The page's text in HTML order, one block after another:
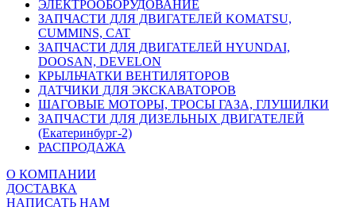
ЭЛЕКТРООБОРУДОВАНИЕ
ЗАПЧАСТИ ДЛЯ ДВИГАТЕЛЕЙ KOMATSU,
CUMMINS, CAT
ЗАПЧАСТИ ДЛЯ ДВИГАТЕЛЕЙ HYUNDAI,
DOOSAN, DEVELON
КРЫЛЬЧАТКИ ВЕНТИЛЯТОРОВ
ДАТЧИКИ ДЛЯ ЭКСКАВАТОРОВ
ШАГОВЫЕ МОТОРЫ, ТРОСЫ ГАЗА, ГЛУШИЛКИ
ЗАПЧАСТИ ДЛЯ ДИЗЕЛЬНЫХ ДВИГАТЕЛЕЙ
(Екатеринбург-2)
РАСПРОДАЖА
О КОМПАНИИ
ДОСТАВКА
НАПИСАТЬ НАМ